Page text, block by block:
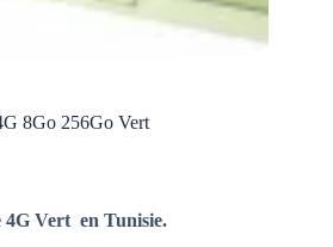
8Go 256Go Vert
4G Vert en Tunisie.